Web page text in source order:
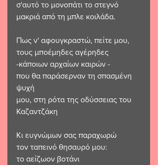
σ'αυτό το μονοπάτι το στεγνό
μακριά από τη μπλε κοιλάδα.
Πως ν' αφουγκραστώ, πείτε μου,
τους μποέμηδες αγέρηδες
-κάποιων αρχαίων καιρών -
που θα παράσερναν τη σπασμένη
ψυχή
μου, στη ρότα της οδύσσειας του
Καζαντζάκη
Κι ευγνώμων σας παραχωρώ
τον ταπεινό θησαυρό μου:
το αείζωον βοτάνι